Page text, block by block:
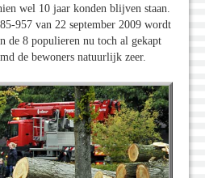
wel 10 jaar konden blijven staan.
957 van 22 september 2009 wordt
de 8 populieren nu toch al gekapt
de bewoners natuurlijk zeer.